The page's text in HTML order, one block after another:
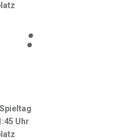
:
Uhr